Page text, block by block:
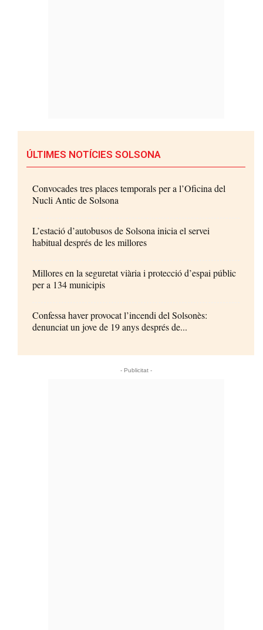
ÚLTIMES NOTÍCIES SOLSONA
Convocades tres places temporals per a l’Oficina del
Nucli Antic de Solsona
L’estació d’autobusos de Solsona inicia el servei
habitual després de les millores
Millores en la seguretat viària i protecció d’espai públic
per a 134 municipis
Confessa haver provocat l’incendi del Solsonès:
denunciat un jove de 19 anys després de...
- Publicitat -